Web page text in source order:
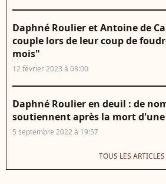
Daphné Roulier et Antoine de
couple lors de leur coup de
mois"
12 février 2023 à 08:00
Daphné Roulier en deuil : de
soutiennent après la mort
5 septembre 2022 à 19:57
TOUS LES ARTICLES